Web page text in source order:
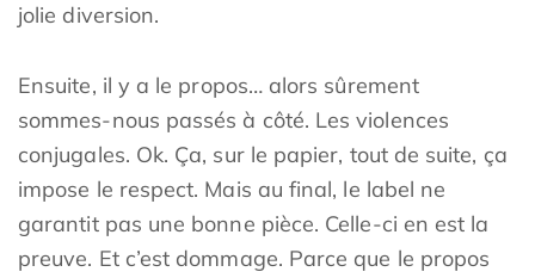
jolie diversion.
Ensuite, il y a le propos… alors sûrement
sommes-nous passés à côté. Les violences
conjugales. Ok. Ça, sur le papier, tout de suite, ça
impose le respect. Mais au final, le label ne
garantit pas une bonne pièce. Celle-ci en est la
preuve. Et c’est dommage. Parce que le propos